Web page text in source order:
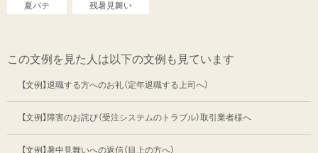
夏バテ 残暑見舞い
この文例を見た人は以下の文例も見ています
【文例】退職する方へのお礼（定年退職する上司へ）
【文例】障害のお詫び（受注システムのトラブル）取引業者様へ
【文例】暑中見舞いへの返信（目上の方へ）